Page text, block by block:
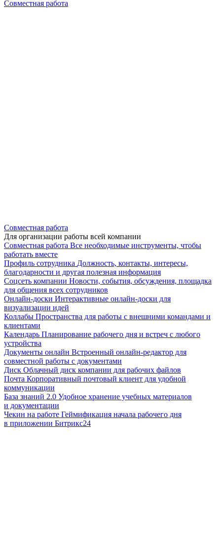
Совместная работа
Совместная работа
Для организации работы всей компании
Совместная работа Все необходимые инструменты, чтобы
работать вместе
Профиль сотрудника Должность, контакты, интересы,
благодарности и другая полезная информация
Соцсеть компании Новости, события, обсуждения, площадка
для общения всех сотрудников
Онлайн-доски Интерактивные онлайн-доски для
визуализации идей
Коллабы Пространства для работы с внешними командами и
клиентами
Календарь Планирование рабочего дня и встреч с любого
устройства
Документы онлайн Встроенный онлайн-редактор для
совместной работы с документами
Диск Облачный диск компании для рабочих файлов
Почта Корпоративный почтовый клиент для удобной
коммуникации
База знаний 2.0 Удобное хранение учебных материалов
и документации
Чекин на работе Геймификация начала рабочего дня
в приложении Битрикс24